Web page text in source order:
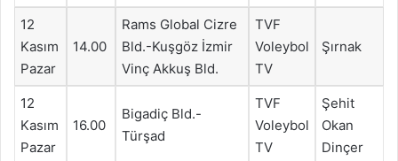
12
Kasım
Pazar
14.00
Rams Global Cizre
Bld.-Kuşgöz İzmir
Vinç Akkuş Bld.
TVF
Voleybol
TV
Şırnak
12
Kasım
Pazar
16.00
Bigadiç Bld.-
Türşad
TVF
Voleybol
TV
Şehit
Okan
Dinçer